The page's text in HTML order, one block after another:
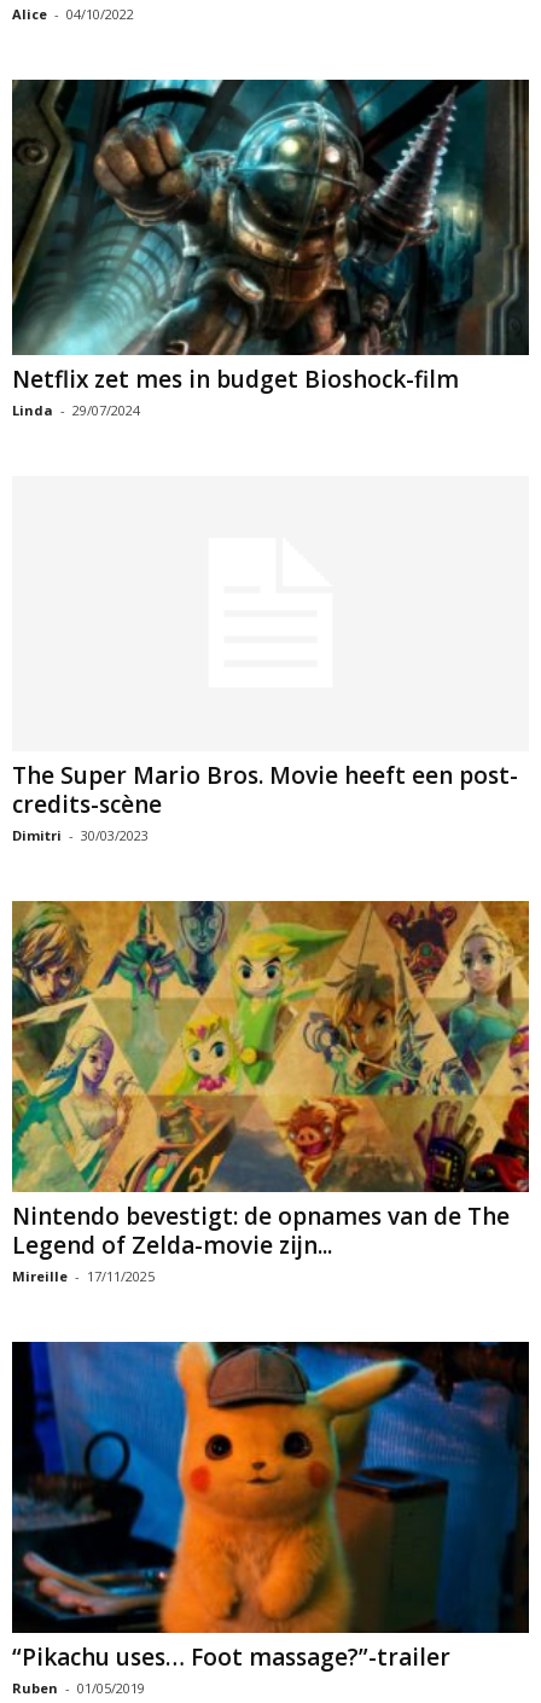
Alice - 04/10/2022
Netflix zet mes in budget Bioshock-film
Linda - 29/07/2024
The Super Mario Bros. Movie heeft een post-
credits-scène
Dimitri - 30/03/2023
Nintendo bevestigt: de opnames van de The
Legend of Zelda-movie zijn...
Mireille - 17/11/2025
“Pikachu uses… Foot massage?”-trailer
Ruben - 01/05/2019